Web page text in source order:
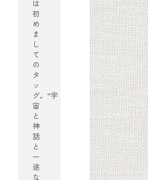
は
初
め
ま
し
て
の
タ
ッ
グ。“宇
宙
と
神
話
と
一
途
な